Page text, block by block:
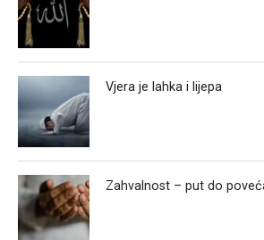
Vjera je lahka i lijepa
Zahvalnost – put do